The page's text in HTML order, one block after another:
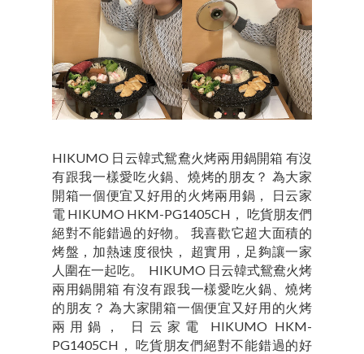
HIKUMO 日云韓式鴛鴦火烤兩用鍋開箱 有沒
有跟我一樣愛吃火鍋、燒烤的朋友？ 為大家
開箱一個便宜又好用的火烤兩用鍋， 日云家
電 HIKUMO HKM-PG1405CH， 吃貨朋友們
絕對不能錯過的好物。 我喜歡它超大面積的
烤盤，加熱速度很快， 超實用，足夠讓一家
人圍在一起吃。 HIKUMO 日云韓式鴛鴦火烤
兩用鍋開箱 有沒有跟我一樣愛吃火鍋、燒烤
的朋友？ 為大家開箱一個便宜又好用的火烤
兩用鍋， 日云家電 HIKUMO HKM-
PG1405CH， 吃貨朋友們絕對不能錯過的好